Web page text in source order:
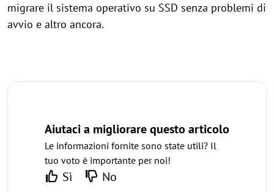
migrare il sistema operativo su SSD senza problemi di
avvio e altro ancora.
Aiutaci a migliorare questo articolo
Le informazioni fornite sono state utili? Il
tuo voto è importante per noi!
Sì No